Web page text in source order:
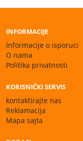
INFORMACIJE
Informacije o isporuci
O nama
Politika privatnosti
KORISNIČKI SERVIS
kontaktirajte nas
Reklamacija
Mapa sajta